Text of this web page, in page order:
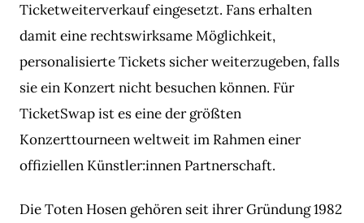
Ticketweiterverkauf eingesetzt. Fans erhalten
damit eine rechtswirksame Möglichkeit,
personalisierte Tickets sicher weiterzugeben, falls
sie ein Konzert nicht besuchen können. Für
TicketSwap ist es eine der größten
Konzerttourneen weltweit im Rahmen einer
offiziellen Künstler:innen Partnerschaft.
Die Toten Hosen gehören seit ihrer Gründung 1982